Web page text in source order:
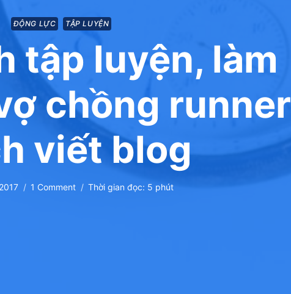
ĐỘNG LỰC TẬP LUYỆN
tập luyện, làm
chồng runner
viết blog
1 Comment Thời gian đọc: 5 phút